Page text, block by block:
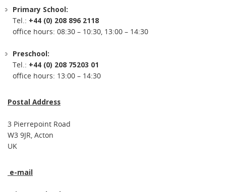
Primary School:
Tel.: +44 (0) 208 896 2118
office hours: 08:30 – 10:30, 13:00 – 14:30
Preschool:
Tel.: +44 (0) 208 75203 01
office hours: 13:00 – 14:30
Postal Address
3 Pierrepoint Road
W3 9JR, Acton
UK
e-mail